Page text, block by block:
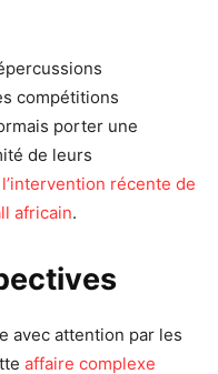
compétitions
porter une
de leurs
l’intervention récente de
africain.
avec attention par les
affaire complexe